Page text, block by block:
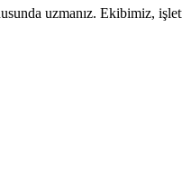
uzmanız. Ekibimiz,